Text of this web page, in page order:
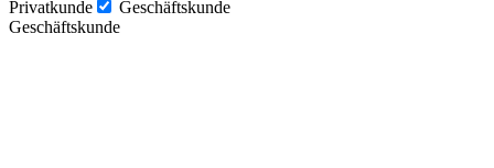
Privatkunde
Geschäftskunde
Geschäftskunde